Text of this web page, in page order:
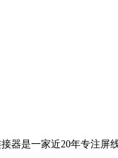
器是一家近20年专注屏